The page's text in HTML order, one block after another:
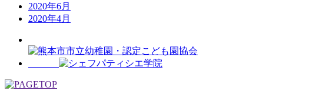
2020年6月
2020年4月